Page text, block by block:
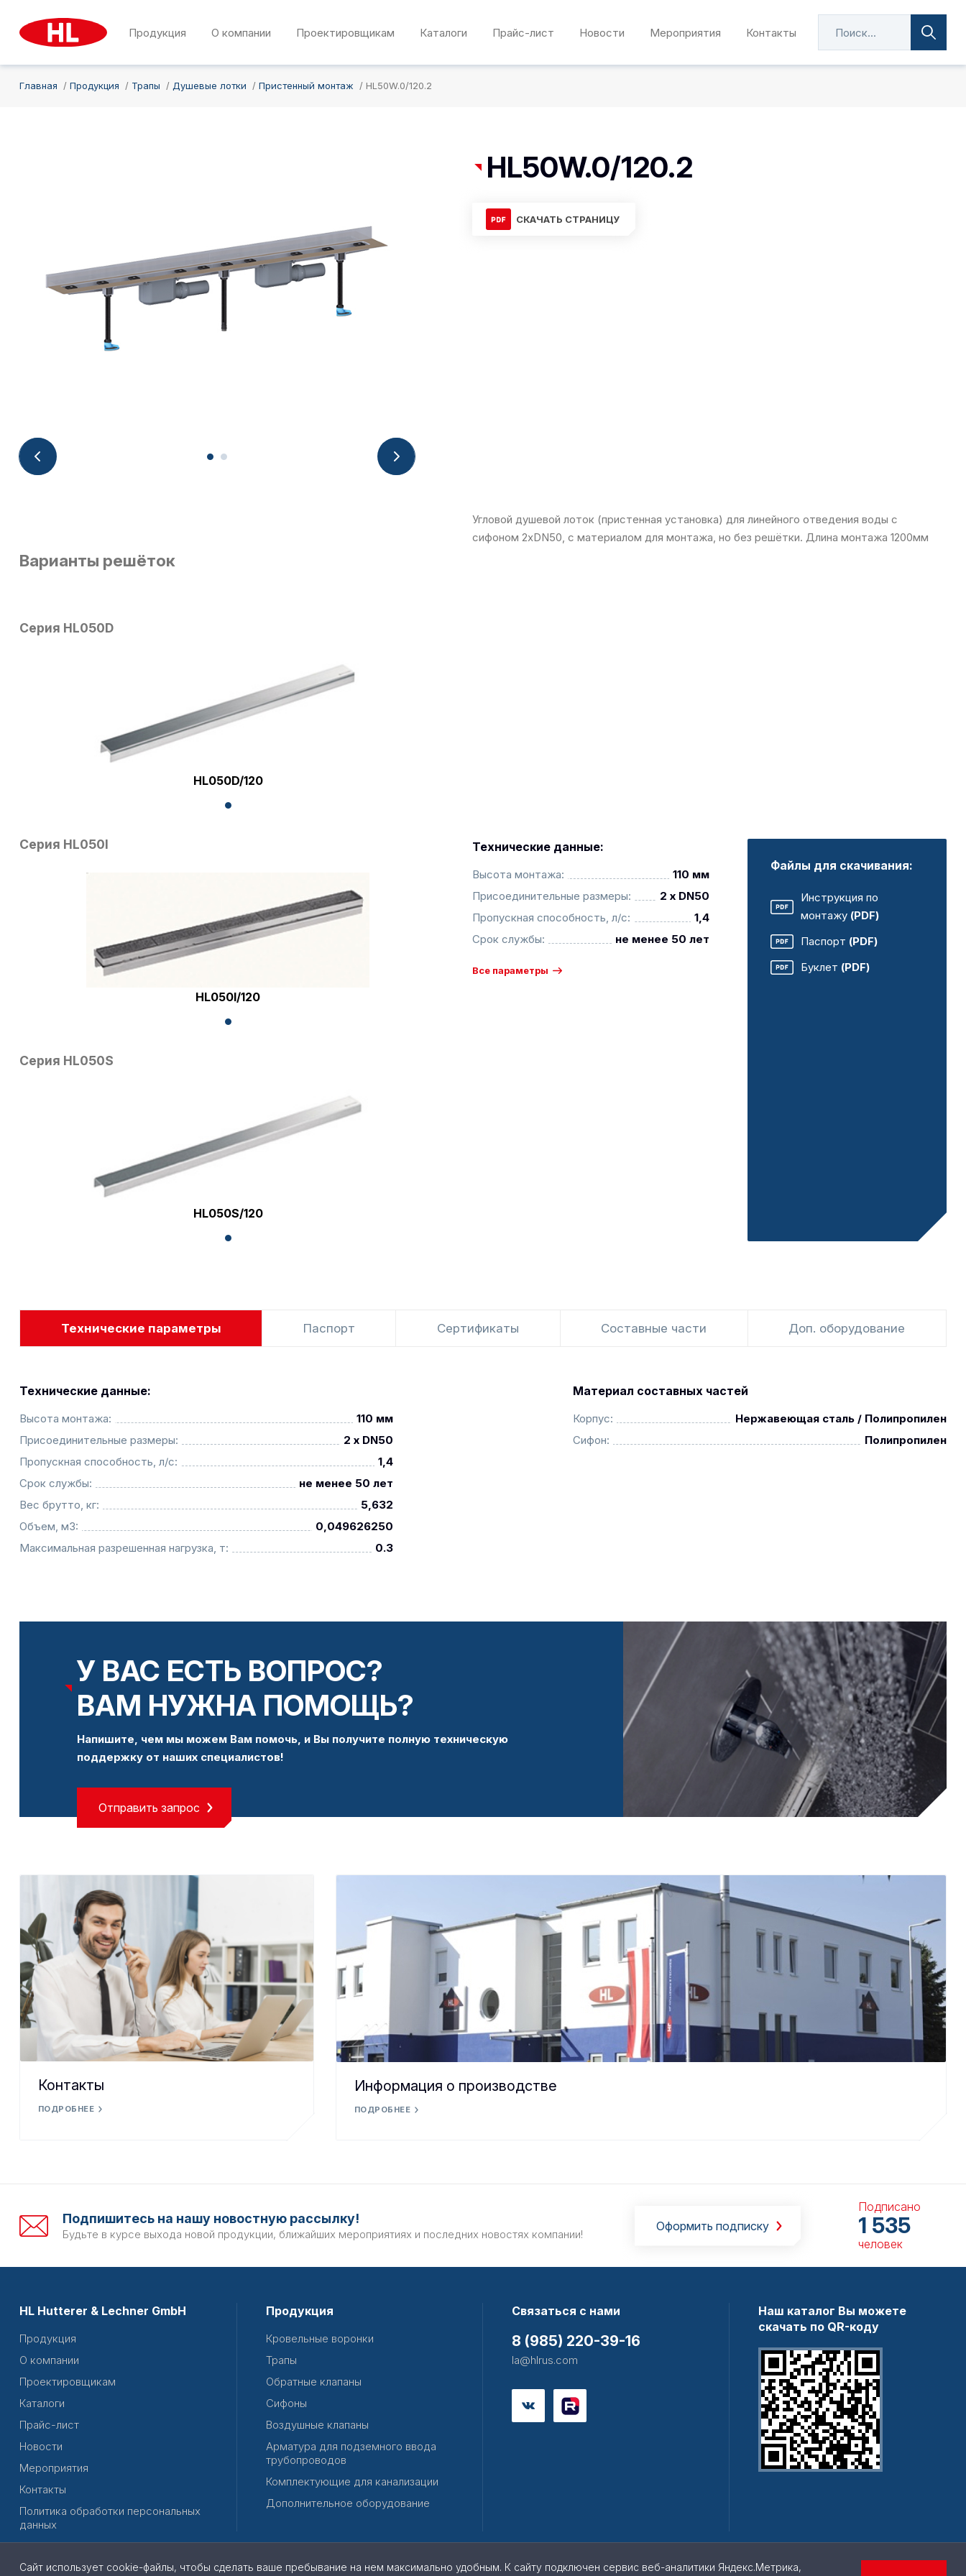
Продукция О компании Проектировщикам Каталоги Прайс-лист Новости Мероприятия Контакты
Главная Продукция Трапы Душевые лотки Пристенный монтаж HL50W.0/120.2
Варианты решёток
Серия HL050D
HL050D/120
Серия HL050I
HL050I/120
Серия HL050S
HL050S/120
HL50W.0/120.2
СКАЧАТЬ СТРАНИЦУ
Угловой душевой лоток (пристенная установка) для линейного отведения воды с
сифоном 2xDN50, с материалом для монтажа, но без решётки. Длина монтажа 1200мм
Технические данные:
Высота монтажа:
110 мм
Присоединительные размеры:
2 x DN50
Пропускная способность, л/с:
1,4
Срок службы:
не менее 50 лет
Все параметры
Файлы для скачивания:
Инструкция по
монтажу (PDF)
Паспорт (PDF)
Буклет (PDF)
Технические параметры Паспорт Сертификаты Составные части Доп. оборудование
Технические данные:
Высота монтажа:
110 мм
Присоединительные размеры:
2 x DN50
Пропускная способность, л/с:
1,4
Срок службы:
не менее 50 лет
Вес брутто, кг:
5,632
Объем, м3:
0,049626250
Максимальная разрешенная нагрузка, т:
0.3
Материал составных частей
Корпус:
Нержавеющая сталь / Полипропилен
Сифон:
Полипропилен
У ВАС ЕСТЬ ВОПРОС?
ВАМ НУЖНА ПОМОЩЬ?
Напишите, чем мы можем Вам помочь, и Вы получите полную техническую
поддержку от наших специалистов!
Отправить запрос
Контакты
ПОДРОБНЕЕ
Информация о производстве
ПОДРОБНЕЕ
Подпишитесь на нашу новостную рассылку!
Будьте в курсе выхода новой продукции, ближайших мероприятиях и последних новостях компании!
Оформить подписку
Подписано
1 535
человек
HL Hutterer & Lechner GmbH
Продукция
О компании
Проектировщикам
Каталоги
Прайс-лист
Новости
Мероприятия
Контакты
Политика обработки персональных
данных
Продукция
Кровельные воронки
Трапы
Обратные клапаны
Сифоны
Воздушные клапаны
Арматура для подземного ввода
трубопроводов
Комплектующие для канализации
Дополнительное оборудование
Связаться с нами
8 (985) 220-39-16
la@hlrus.com
Наш каталог Вы можете
скачать по QR-коду
Сайт использует cookie-файлы, чтобы сделать ваше пребывание на нем максимально удобным. К cайту подключен сервис веб-аналитики Яндекс.Метрика,